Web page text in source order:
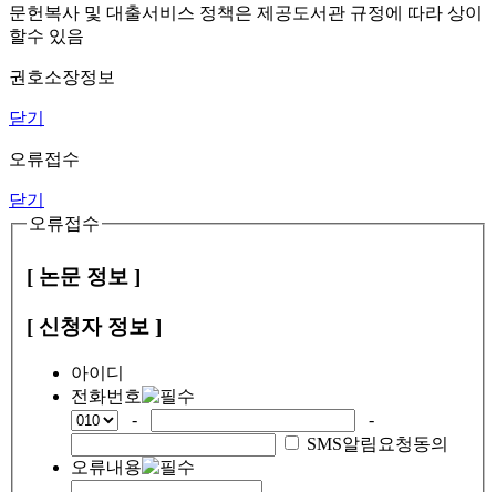
문헌복사 및 대출서비스 정책은 제공도서관 규정에 따라 상이
할수 있음
권호소장정보
닫기
오류접수
닫기
오류접수
[ 논문 정보 ]
[ 신청자 정보 ]
아이디
전화번호
-
-
SMS알림요청동의
오류내용